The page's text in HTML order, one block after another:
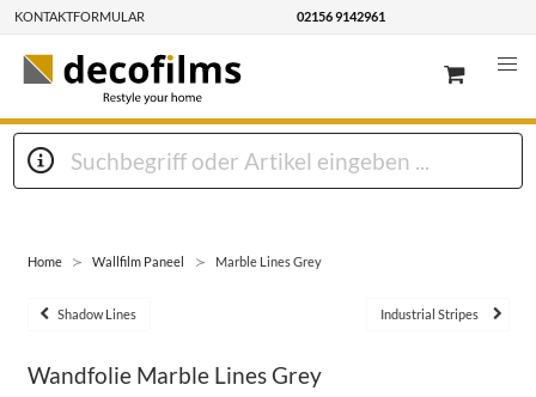
KONTAKTFORMULAR 02156 9142961
Home Wallfilm Paneel Marble Lines Grey
Shadow Lines Industrial Stripes
Wandfolie Marble Lines Grey